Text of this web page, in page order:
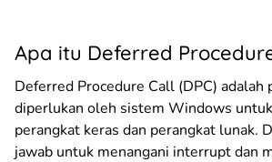
Apa itu Deferred
Deferred Procedure Call (DPC) adalah
diperlukan oleh sistem Windows
perangkat keras dan perangkat lunak.
jawab untuk menangani interrupt dan